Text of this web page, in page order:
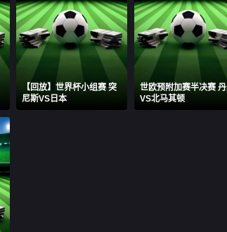
【回放】世界杯小组赛 突
尼斯VS日本
世欧预附加赛半决赛
VS北马其顿